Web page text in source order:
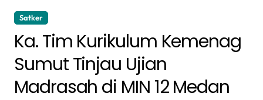
Satker
Ka. Tim Kurikulum Kemenag
Sumut Tinjau Ujian
Madrasah di MIN 12 Medan